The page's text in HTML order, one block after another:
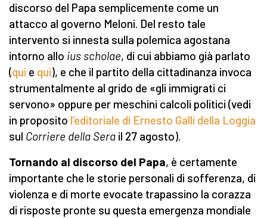
discorso del Papa semplicemente come un
attacco al governo Meloni. Del resto tale
intervento si innesta sulla polemica agostana
intorno allo ius scholae, di cui abbiamo già parlato
(qui e qui), e che il partito della cittadinanza invoca
strumentalmente al grido de «gli immigrati ci
servono» oppure per meschini calcoli politici (vedi
in proposito l’editoriale di Ernesto Galli della Loggia
sul Corriere della Sera il 27 agosto).
Tornando al discorso del Papa, è certamente
importante che le storie personali di sofferenza, di
violenza e di morte evocate trapassino la corazza
di risposte pronte su questa emergenza mondiale